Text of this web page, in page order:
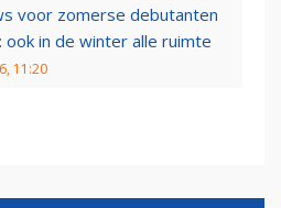
voor zomerse debutanten
ook in de winter alle ruimte
11:20